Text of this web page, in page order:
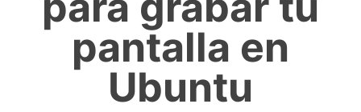
pantalla en
Ubuntu